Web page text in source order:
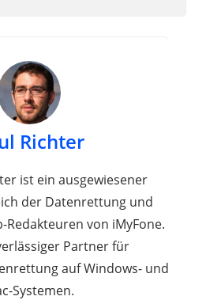
Richter
ist ein ausgewiesener
der Datenrettung und
Redakteuren von iMyFone.
Partner für
auf Windows- und
Systemen.